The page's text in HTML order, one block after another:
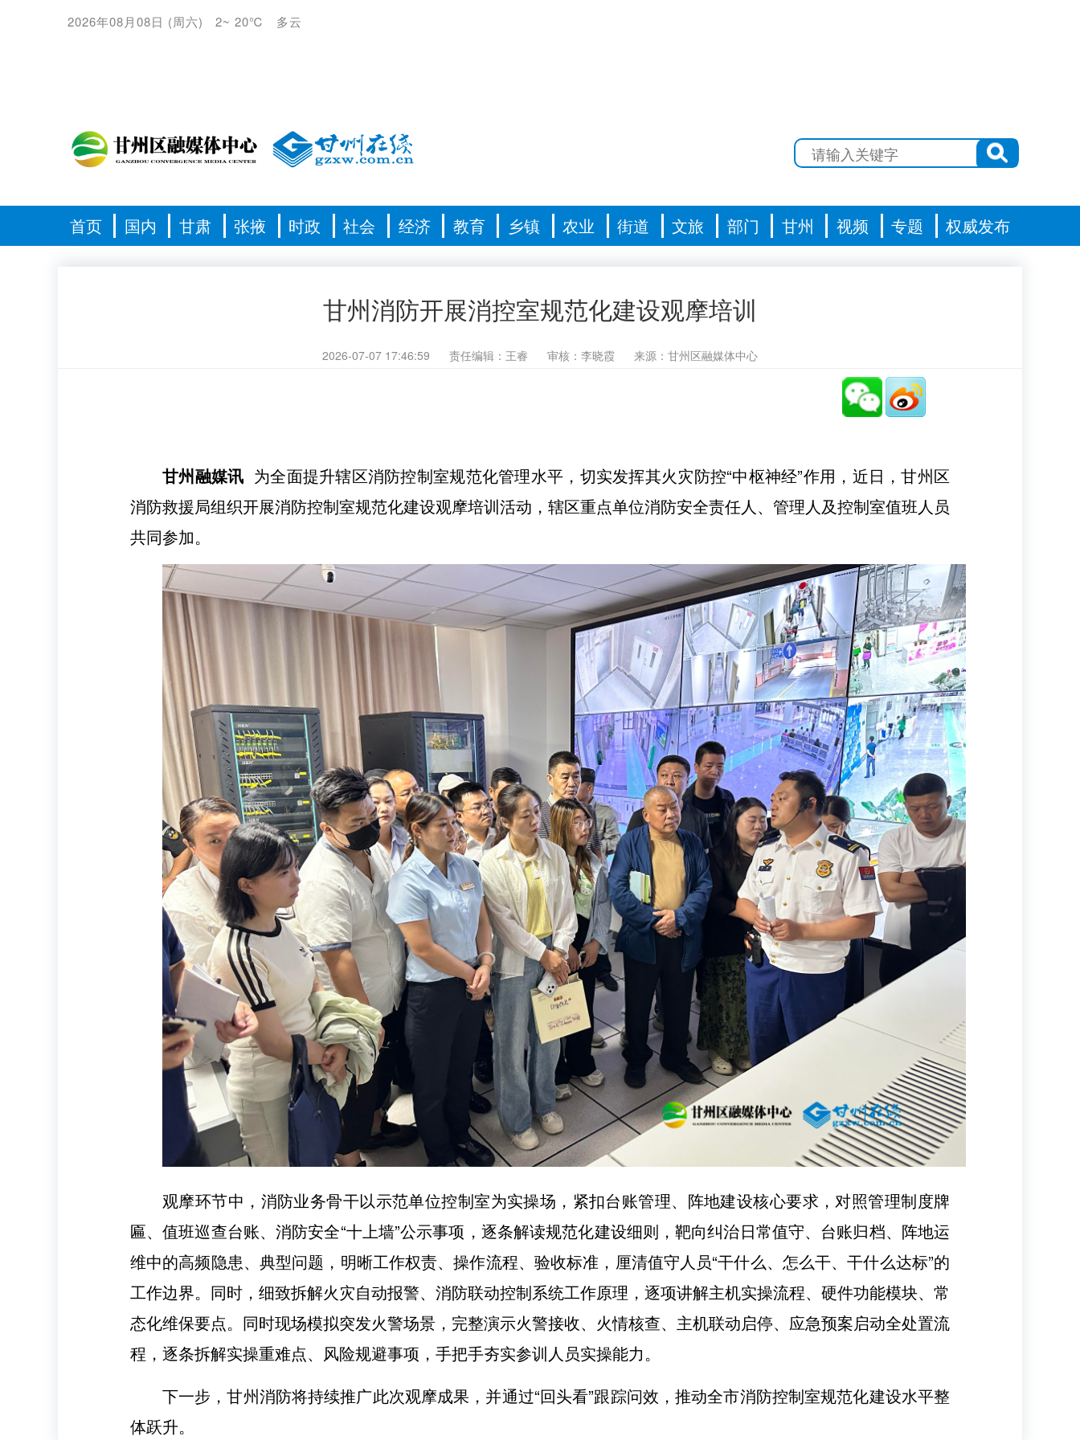
2026年08月08日 (周六) 2~ 20℃ 多云
首页 国内 甘肃 张掖 时政 社会 经济 教育 乡镇 农业 街道 文旅 部门 甘州 视频 专题 权威发布
甘州消防开展消控室规范化建设观摩培训
2026-07-07 17:46:59 责任编辑：王睿 审核：李晓霞 来源：甘州区融媒体中心
甘州融媒讯 为全面提升辖区消防控制室规范化管理水平，切实发挥其火灾防控“中枢神经”作用，近日，甘州区
消防救援局组织开展消防控制室规范化建设观摩培训活动，辖区重点单位消防安全责任人、管理人及控制室值班人员
共同参加。
观摩环节中，消防业务骨干以示范单位控制室为实操场，紧扣台账管理、阵地建设核心要求，对照管理制度牌
匾、值班巡查台账、消防安全“十上墙”公示事项，逐条解读规范化建设细则，靶向纠治日常值守、台账归档、阵地运
维中的高频隐患、典型问题，明晰工作权责、操作流程、验收标准，厘清值守人员“干什么、怎么干、干什么达标”的
工作边界。同时，细致拆解火灾自动报警、消防联动控制系统工作原理，逐项讲解主机实操流程、硬件功能模块、常
态化维保要点。同时现场模拟突发火警场景，完整演示火警接收、火情核查、主机联动启停、应急预案启动全处置流
程，逐条拆解实操重难点、风险规避事项，手把手夯实参训人员实操能力。
下一步，甘州消防将持续推广此次观摩成果，并通过“回头看”跟踪问效，推动全市消防控制室规范化建设水平整
体跃升。